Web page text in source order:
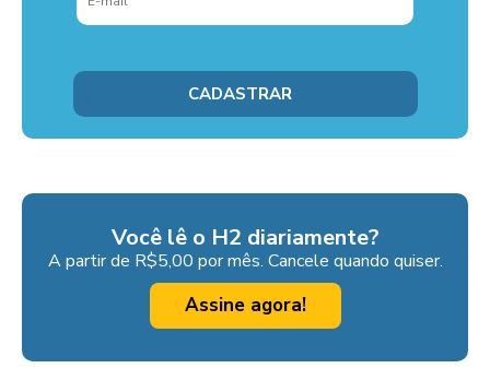
Você lê o H2 diariamente?
A partir de R$5,00 por mês. Cancele quando quiser.
Assine agora!